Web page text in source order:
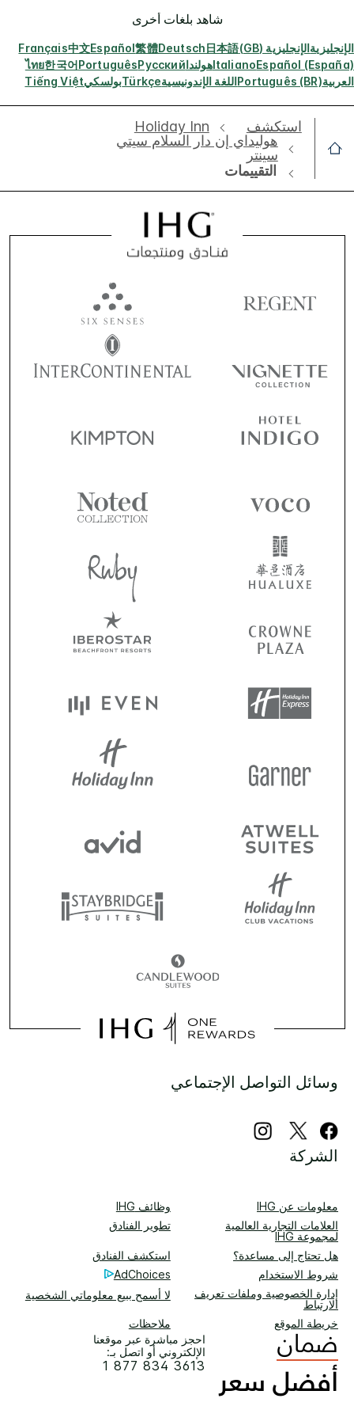
شاهد بلغات أخرى
الإنجليزيةالإنجليزية (GB) 日本語
Deutsch
繁體
Español
中文
Français
Español (España)
ItalianoهولنداРусский
Português
한국어
ไทย
العربيةPortuguês (BR)اللغة الإندونيسيةTürkçeبولسكيTiếng Việt
استكشف
Holiday Inn
هوليداي إن دار السلام سيتي
سينتر
التقييمات
وسائل التواصل الإجتماعي
الشركة
معلومات عن IHG
وظائف IHG
العلامات التجارية العالمية
لمجموعة IHG
تطوير الفنادق
هل تحتاج إلى مساعدة؟
استكشف الفنادق
شروط الاستخدام
AdChoices
إدارة الخصوصية وملفات تعريف
الارتباط
لا أسمح ببيع معلوماتي الشخصية
خريطة الموقع
ملاحظات
احجز مباشرة عبر موقعنا
الإلكتروني أو اتصل بـ:
1 877 834 3613